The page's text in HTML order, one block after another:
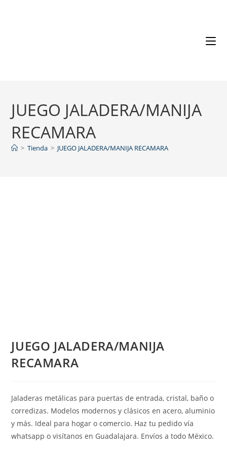
JUEGO JALADERA/MANIJA
RECAMARA
> Tienda > JUEGO JALADERA/MANIJA RECAMARA
JUEGO JALADERA/MANIJA
RECAMARA
Jaladeras metálicas para puertas de entrada, cristal, baño o
corredizas. Modelos modernos y clásicos en acero, aluminio
y más. Ideal para hogar o comercio. Haz tu pedido vía
whatsapp o visítanos en Guadalajara. Envíos a todo México.